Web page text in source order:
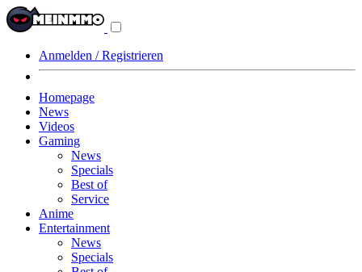
Anmelden / Registrieren
Homepage
News
Videos
Gaming
News
Specials
Best of
Service
Anime
Entertainment
News
Specials